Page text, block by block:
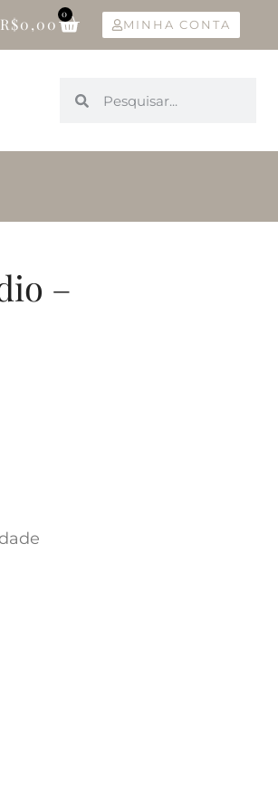
R$0,00
0
MINHA CONTA
–